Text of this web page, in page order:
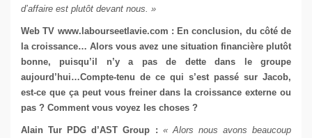
d’affaire est plutôt devant nous. »
Web TV www.labourseetlavie.com : En conclusion, du côté de
la croissance… Alors vous avez une situation financière plutôt
bonne, puisqu’il n’y a pas de dette dans le groupe
aujourd’hui…Compte-tenu de ce qui s’est passé sur Jacob,
est-ce que ça peut vous freiner dans la croissance externe ou
pas ? Comment vous voyez les choses ?
Alain Tur PDG d’AST Group : « Alors nous avons beaucoup